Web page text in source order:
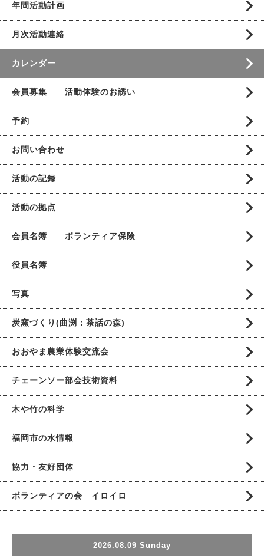
年間活動計画
月次活動連絡
カレンダー
会員募集 活動体験のお誘い
予約
お問い合わせ
活動の記録
活動の拠点
会員名簿 ボランティア保険
役員名簿
写真
炭窯づくり(曲渕：茶話の森)
おおやま農業体験交流会
チェーンソー部会技術資料
木や竹の科学
福岡市の水情報
協力・友好団体
ボランティアの会 イロイロ
2026.08.09 Sunday